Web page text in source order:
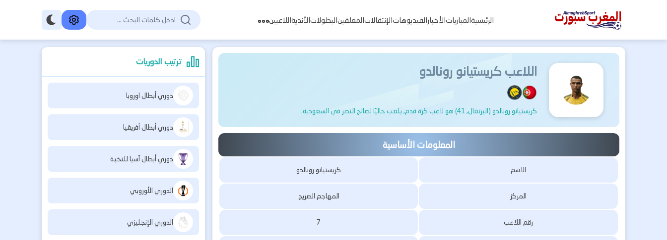
المغرب
الرئيسيةالمبارياتالأخبارالفيديوهاتالإنتقالاتالمعلقينالبطولاتالأنديةاللاعبين
اللاعب كريستيانو رونالدو
كريستيانو رونالدو (البرتغال, 41) هو لاعب كرة قدم, يلعب حاليًا لصالح النصر في السعودية.
المعلومات الأساسية
الاسم كريستيانو رونالدو
المركز المهاجم الصريح
رقم اللاعب 7
ترتيب الدوريات
دوري أبطال اوروبا
دوري أبطال أفريقيا
دوري أبطال آسيا للنخبة
الدوري الأوروبي
الدوري الإنجليزي